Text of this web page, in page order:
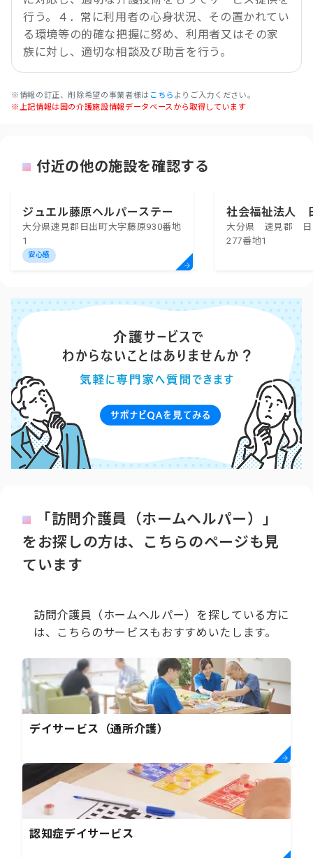
行う。４．常に利用者の心身状況、その置かれてい
る環境等の的確な把握に努め、利用者又はその家
族に対し、適切な相談及び助言を行う。
※情報の訂正、削除希望の事業者様は こちら よりご入力ください。
※上記情報は国の介護施設情報データベースから取得しています
付近の他の施設を確認する
ジュエル藤原ヘルパーステー
ション
大分県速見郡日出町大字藤原930番地
1
安心感
社会福祉法人
祉協議会
大分県 速見郡 日
277番地1
「訪問介護員（ホームヘルパー）」
をお探しの方は、こちらのページも見
ています
訪問介護員（ホームヘルパー）を探している方に
は、こちらのサービスもおすすめいたします。
デイサービス（通所介護）
認知症デイサービス